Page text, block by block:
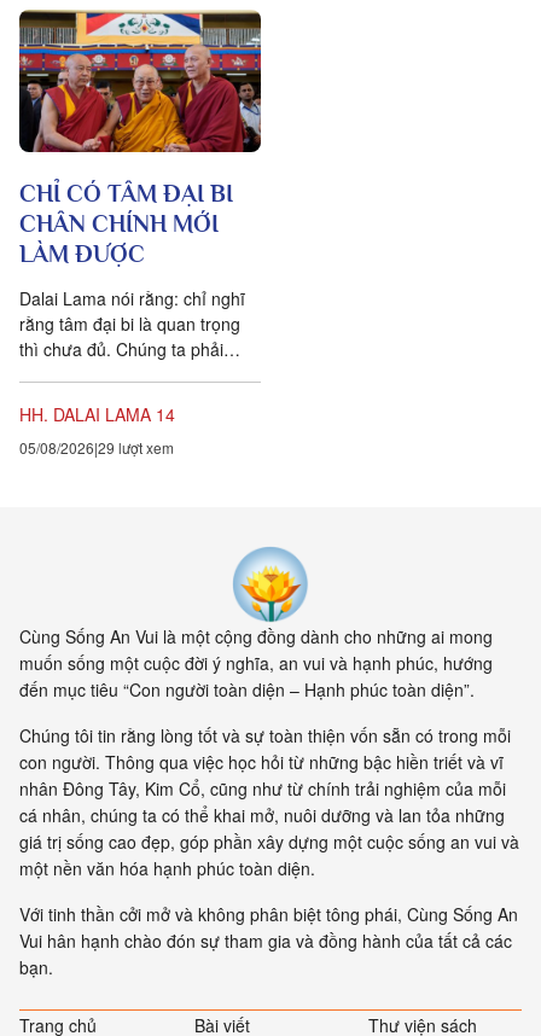
thấy toàn bộ vật chất tồn tại
trong một mạng nhằng nhịt các
kết nối. Khía cạnh quan trọng
nhất của sự sống không còn là
vật nữa, mà là mối liên hệ giữa
các vật.
CHỈ CÓ TÂM ĐẠI BI
CHÂN CHÍNH MỚI
LÀM ĐƯỢC
Dalai Lama nói rằng: chỉ nghĩ
rằng tâm đại bi là quan trọng
thì chưa đủ. Chúng ta phải
HH. DALAI LAMA 14
05/08/2026 29 lượt xem
Cùng Sống An Vui là một cộng đồng dành cho những ai mong
muốn sống một cuộc đời ý nghĩa, an vui và hạnh phúc, hướng
đến mục tiêu “Con người toàn diện – Hạnh phúc toàn diện”.
Chúng tôi tin rằng lòng tốt và sự toàn thiện vốn sẵn có trong mỗi
con người. Thông qua việc học hỏi từ những bậc hiền triết và vĩ
nhân Đông Tây, Kim Cổ, cũng như từ chính trải nghiệm của mỗi
cá nhân, chúng ta có thể khai mở, nuôi dưỡng và lan tỏa những
giá trị sống cao đẹp, góp phần xây dựng một cuộc sống an vui và
một nền văn hóa hạnh phúc toàn diện.
Với tinh thần cởi mở và không phân biệt tông phái, Cùng Sống An
Vui hân hạnh chào đón sự tham gia và đồng hành của tất cả các
bạn.
Trang chủ Bài viết Thư viện sách